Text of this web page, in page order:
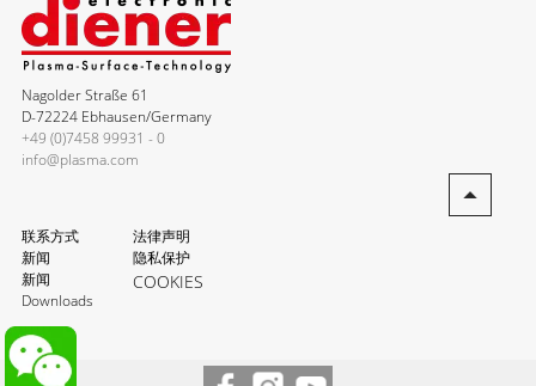
Nagolder Straße 61
D-72224 Ebhausen/Germany
+49 (0)7458 99931 - 0
info@plasma.com
联系方式
新闻
新闻
Downloads
法律声明
隐私保护
COOKIES